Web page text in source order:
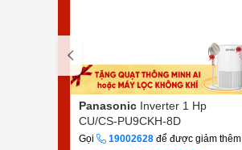
Panasonic Inverter 1 Hp
CU/CS-PU9CKH-8D
Gọi 19002628 để được giảm thêm